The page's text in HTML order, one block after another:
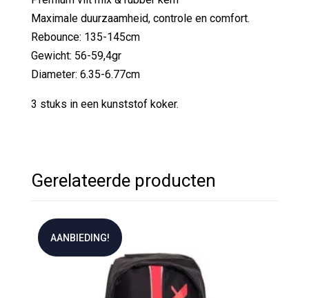
Maximale duurzaamheid, controle en comfort.
Rebounce: 135-145cm
Gewicht: 56-59,4gr
Diameter: 6.35-6.77cm
3 stuks in een kunststof koker.
Gerelateerde producten
AANBIEDING!